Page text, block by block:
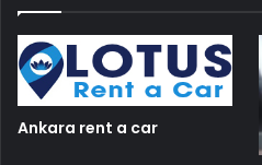
Ankara rent a car